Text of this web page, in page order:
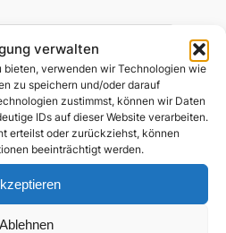
verwalten
bieten, verwenden wir Technologien wie
zu speichern und/oder darauf
zustimmst, können wir Daten
IDs auf dieser Website verarbeiten.
erteilst oder zurückziehst, können
beeinträchtigt werden.
Ablehnen
Installation:
dann Warnings:
Generating
ip_discovery.